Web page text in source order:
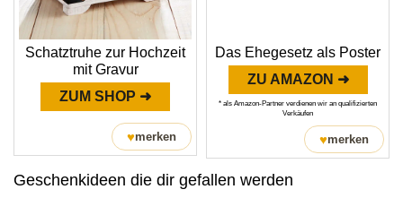
Schatztruhe zur Hochzeit
mit Gravur
ZUM SHOP ➜
♥merken
Das Ehegesetz als Poster
ZU AMAZON ➜
* als Amazon-Partner verdienen wir an qualifizierten
Verkäufen
♥merken
Geschenkideen die dir gefallen werden